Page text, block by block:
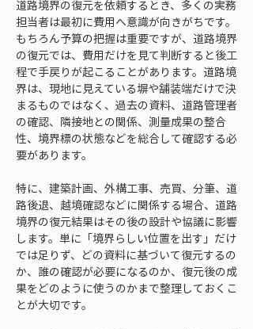
道路境界の復元を依頼するとき、多くの実務
担当者は最初に費用へ意識が向きがちです。
もちろん予算の把握は重要ですが、道路境界
の復元では、費用だけを見て判断すると後工
程で手戻りが起こることがあります。道路境
界は、現地に見えている塀や舗装端だけで決
まるものではなく、過去の資料、道路管理者
の確認、隣接地との関係、測量成果の整合
性、境界標の状態などを総合して確認する必
要があります。
特に、建築計画、外構工事、売買、分筆、道
路後退、越境確認などに関係する場合、道路
境界の復元結果はその後の設計や協議に影響
します。単に「境界らしい位置を出す」だけ
では足りず、どの資料に基づいて復元するの
か、誰の確認が必要になるのか、復元後の成
果をどのように使うのかまで整理しておくこ
とが大切です。